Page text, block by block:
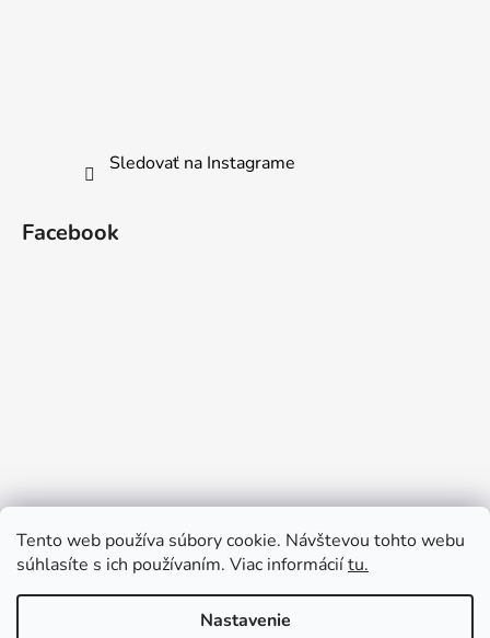
Tento web používa súbory cookie. Návštevou tohto webu
súhlasíte s ich používaním. Viac informáciítu.
Nastavenie
Sledovať na Instagrame
Facebook